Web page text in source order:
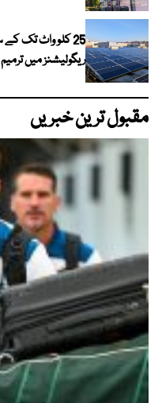
25 کلو واٹ تک کے
ریگولیشنز میں
مقبول ترین خبریں